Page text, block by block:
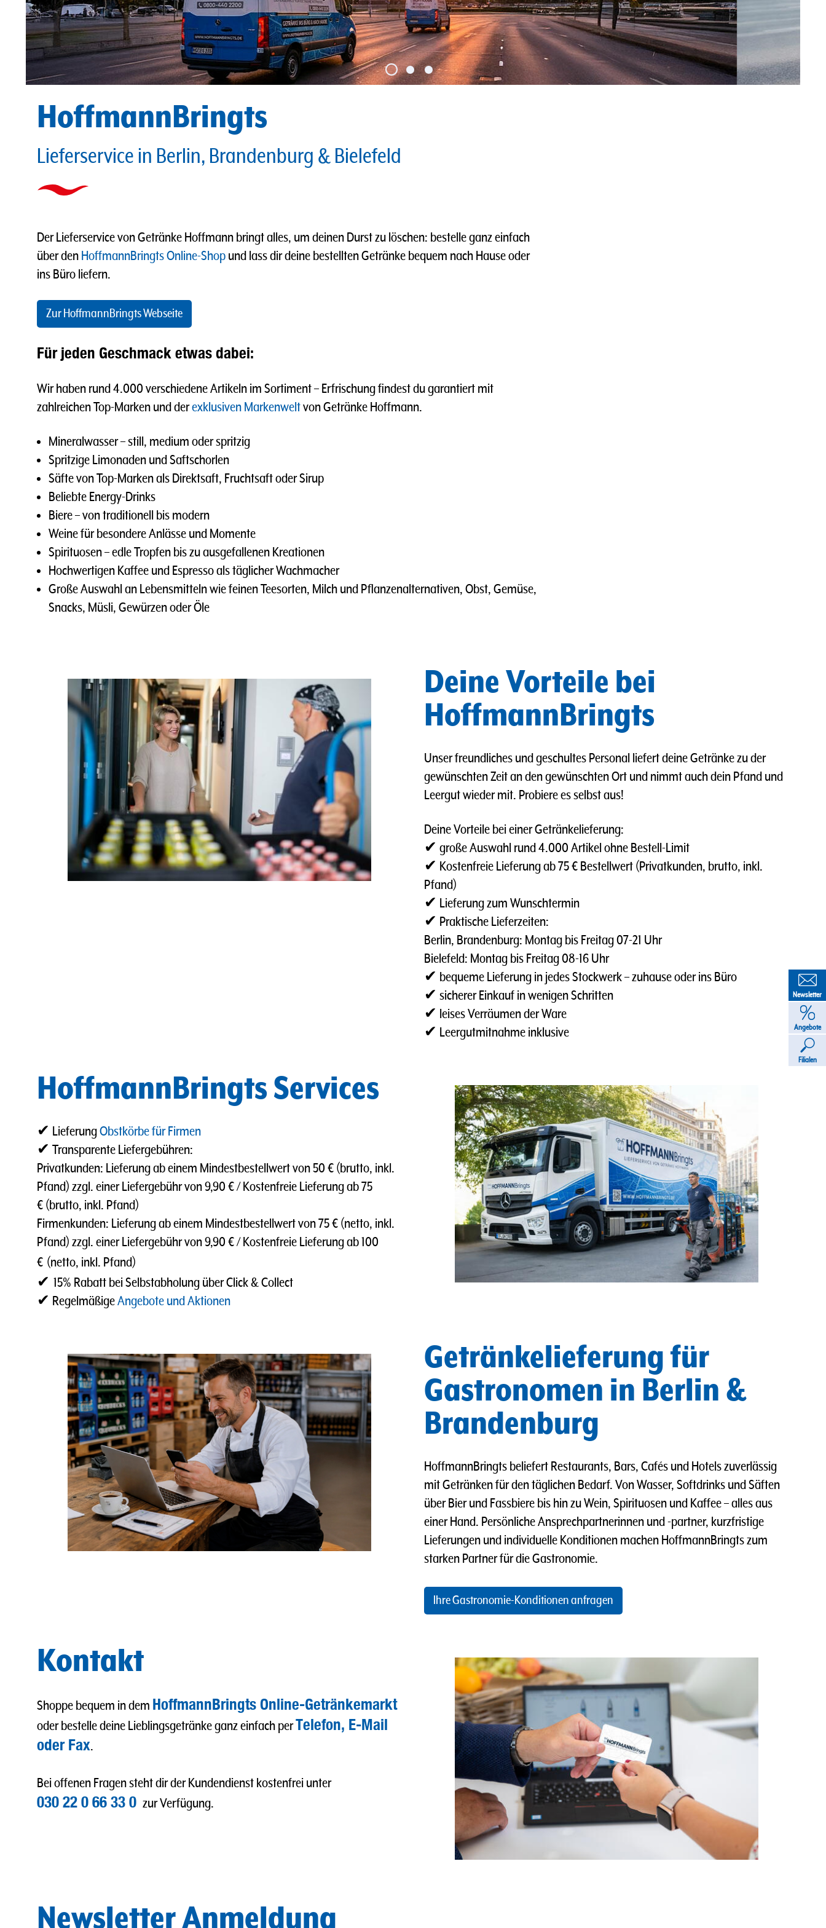
HoffmannBringts
Lieferservice in Berlin, Brandenburg & Bielefeld
Der Lieferservice von Getränke Hoffmann bringt alles, um deinen Durst zu löschen: bestelle ganz einfach
über den HoffmannBringts Online-Shop und lass dir deine bestellten Getränke bequem nach Hause oder
ins Büro liefern.
Zur HoffmannBringts Webseite
Für jeden Geschmack etwas dabei:
Wir haben rund 4.000 verschiedene Artikeln im Sortiment – Erfrischung findest du garantiert mit
zahlreichen Top-Marken und derexklusiven Markenweltvon Getränke Hoffmann.
Mineralwasser – still, medium oder spritzig
Spritzige Limonaden und Saftschorlen
Säfte von Top-Marken als Direktsaft, Fruchtsaft oder Sirup
Beliebte Energy-Drinks
Biere – von traditionell bis modern
Weine für besondere Anlässe und Momente
Spirituosen – edle Tropfen bis zu ausgefallenen Kreationen
Hochwertigen Kaffee und Espresso als täglicher Wachmacher
Große Auswahl an Lebensmitteln wie feinen Teesorten, Milch und Pflanzenalternativen, Obst, Gemüse,
Snacks, Müsli, Gewürzen oder Öle
Deine Vorteile bei
HoffmannBringts
Unser freundliches und geschultes Personal liefert deine Getränke zu der
gewünschten Zeit an den gewünschten Ort und nimmt auch dein Pfand und
Leergut wieder mit. Probiere es selbst aus!
Deine Vorteile bei einer Getränkelieferung:
✔ große Auswahl rund 4.000 Artikel ohne Bestell-Limit
✔ Kostenfreie Lieferung ab 75 € Bestellwert (Privatkunden, brutto, inkl.
Pfand)
✔ Lieferung zum Wunschtermin
✔ Praktische Lieferzeiten:
Berlin, Brandenburg: Montag bis Freitag 07-21 Uhr
Bielefeld: Montag bis Freitag 08-16 Uhr
✔ bequeme Lieferung in jedes Stockwerk – zuhause oder ins Büro
✔ sicherer Einkauf in wenigen Schritten
✔ leises Verräumen der Ware
✔ Leergutmitnahme inklusive
HoffmannBringts Services
✔ LieferungObstkörbe für Firmen
✔ Transparente Liefergebühren:
Privatkunden: Lieferung ab einem Mindestbestellwert von 50 € (brutto, inkl.
Pfand) zzgl. einer Liefergebühr von 9,90 € / Kostenfreie Lieferung ab 75
€ (brutto, inkl. Pfand)
Firmenkunden: Lieferung ab einem Mindestbestellwert von 75 € (netto, inkl.
Pfand) zzgl. einer Liefergebühr von 9,90 € / Kostenfreie Lieferung ab 100
€ (netto, inkl. Pfand)
✔ 15% Rabatt bei Selbstabholung über Click & Collect
✔ RegelmäßigeAngebote und Aktionen
Getränkelieferung für
Gastronomen in Berlin &
Brandenburg
HoffmannBringts beliefert Restaurants, Bars, Cafés und Hotels zuverlässig
mit Getränken für den täglichen Bedarf. Von Wasser, Softdrinks und Säften
über Bier und Fassbiere bis hin zu Wein, Spirituosen und Kaffee – alles aus
einer Hand. Persönliche Ansprechpartnerinnen und -partner, kurzfristige
Lieferungen und individuelle Konditionen machen HoffmannBringts zum
starken Partner für die Gastronomie.
Ihre Gastronomie-Konditionen anfragen
Kontakt
Shoppe bequem in dem HoffmannBringts Online-Getränkemarkt
oder bestelle deine Lieblingsgetränke ganz einfach perTelefon, E-Mail
oder Fax.
Bei offenen Fragen steht dir der Kundendienst kostenfrei unter
030 22 0 66 33 0 zur Verfügung.
Newsletter Anmeldung
Newsletter
Angebote
Filialen